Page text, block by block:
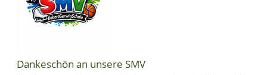
Dankeschön an unsere SMV